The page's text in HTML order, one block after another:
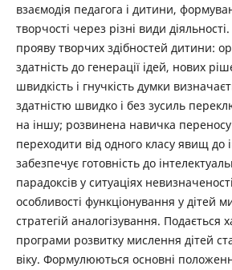
взаємодія педагога і дитини,
творчості через різні види
прояву творчих здібностей дитини:
здатність до генерації ідей, нових
швидкість і гнучкість думки
здатністю швидко і без зусиль
на іншу; розвинена навичка
переходити від одного класу явищ до
забезпечує готовність до
парадоксів у ситуаціях
особливості функціонування у дітей
стратегій аналогізування. Подається
програми розвитку мислення дітей
віку. Формулюються основні